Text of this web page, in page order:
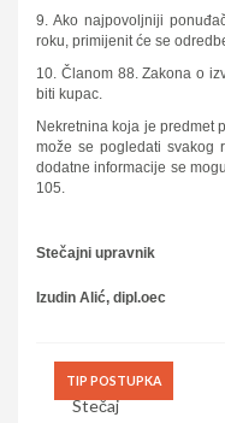
9. Ako najpovoljniji
roku, primijenit će se
10. Članom 88. Zakona o
biti kupac.
Nekretnina koja je predmet
može se pogledati svakog
dodatne informacije se
105.
Stečajni upravnik
Izudin Alić, dipl.oec
TIP POSTUPKA
Stečaj